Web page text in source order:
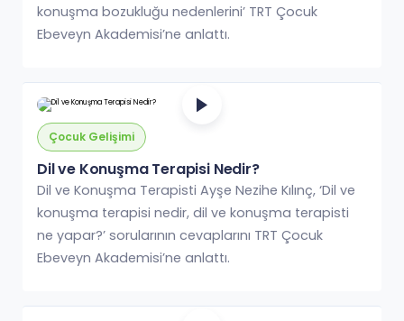
konuşma bozukluğu nedenlerini’ TRT Çocuk
Ebeveyn Akademisi’ne anlattı.
Çocuk Gelişimi
Dil ve Konuşma Terapisi Nedir?
Dil ve Konuşma Terapisti Ayşe Nezihe Kılınç, ‘Dil ve
konuşma terapisi nedir, dil ve konuşma terapisti
ne yapar?’ sorularının cevaplarını TRT Çocuk
Ebeveyn Akademisi’ne anlattı.